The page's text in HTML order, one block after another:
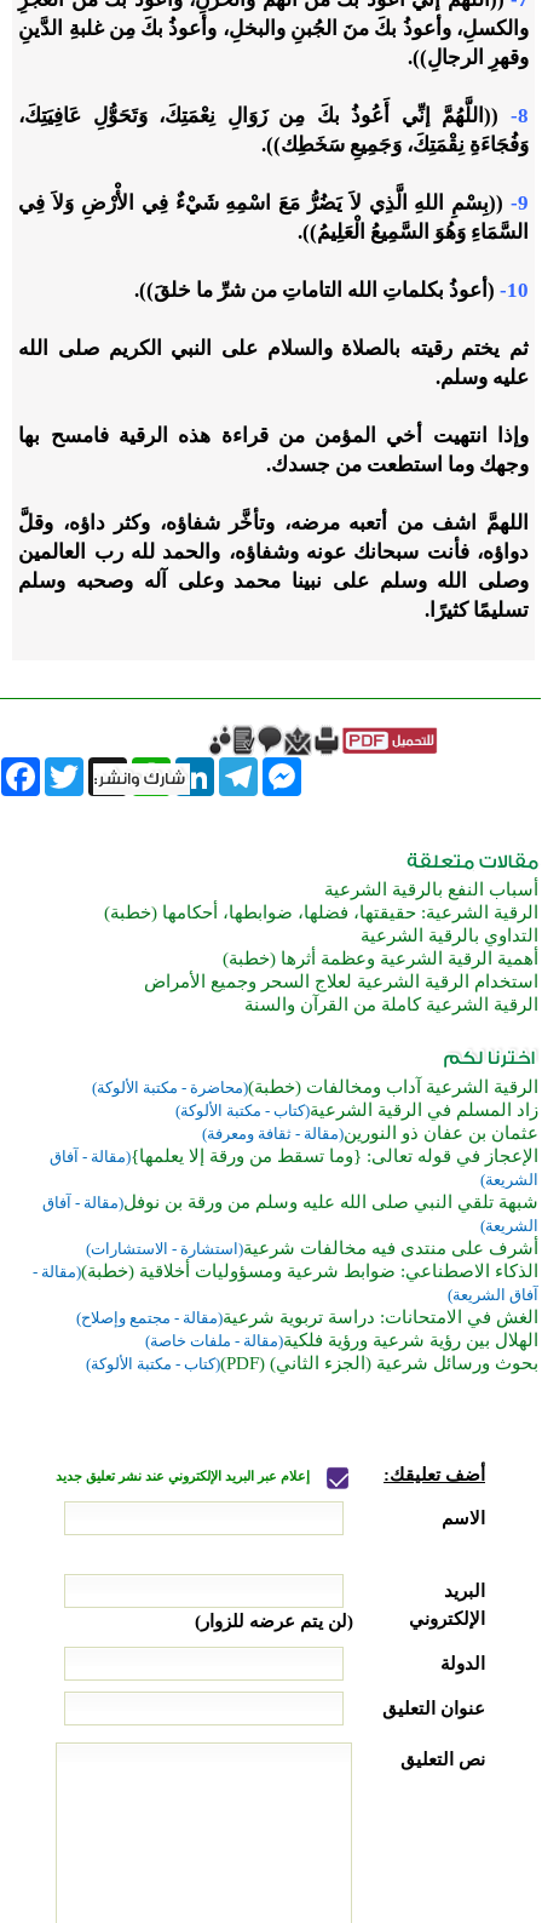
والكسلِ، وأعوذُ بكَ منَ الجُبنِ والبخلِ، وأعوذُ بكَ مِن غلبةِ الدَّينِ
وقهرِ الرجالِ)).
8-
((اللَّهُمَّ إنِّي أَعُوذُ بكَ مِن زَوَالِ نِعْمَتِكَ، وَتَحَوُّلِ عَافِيَتِكَ،
وَفُجَاءَةِ نِقْمَتِكَ، وَجَمِيعِ سَخَطِك)).
9-
((بِسْمِ اللهِ الَّذِي لاَ يَضُرُّ مَعَ اسْمِهِ شَيْءٌ فِي الأْرْضِ وَلاَ فِي
السَّمَاءِ وَهُوَ السَّمِيعُ الْعَلِيمُ)).
10- (أعوذُ بكلماتِ الله التاماتِ من شرِّ ما خلقَ))
.
ثم يختم رقيته بالصلاة والسلام على النبي الكريم صلى الله
عليه وسلم.
وإذا انتهيت أخي المؤمن من قراءة هذه الرقية فامسح بها
وجهك وما استطعت من جسدك.
اللهمَّ اشف من أتعبه مرضه، وتأخَّر شفاؤه، وكثر داؤه، وقلَّ
دواؤه، فأنت سبحانك عونه وشفاؤه، والحمد لله رب العالمين
وصلى الله وسلم على نبينا محمد وعلى آله وصحبه وسلم
تسليمًا كثيرًا.
Twitter X
WhatsAppLinkedInTelegram
Messenger
أسباب النفع بالرقية الشرعية
الرقية الشرعية: حقيقتها، فضلها، ضوابطها، أحكامها (خطبة)
التداوي بالرقية الشرعية
أهمية الرقية الشرعية وعظمة أثرها (خطبة)
استخدام الرقية الشرعية لعلاج السحر وجميع الأمراض
الرقية الشرعية كاملة من القرآن والسنة
الرقية الشرعية آداب ومخالفات (خطبة)(محاضرة - مكتبة الألوكة)
زاد المسلم في الرقية الشرعية(كتاب - مكتبة الألوكة)
عثمان بن عفان ذو النورين(مقالة - ثقافة ومعرفة)
الإعجاز في قوله تعالى: {وما تسقط من ورقة إلا يعلمها}(مقالة - آفاق
الشريعة)
شبهة تلقي النبي صلى الله عليه وسلم من ورقة بن نوفل(مقالة - آفاق
الشريعة)
أشرف على منتدى فيه مخالفات شرعية(استشارة - الاستشارات)
الذكاء الاصطناعي: ضوابط شرعية ومسؤوليات أخلاقية (خطبة)(مقالة -
آفاق الشريعة)
الغش في الامتحانات: دراسة تربوية شرعية(مقالة - مجتمع وإصلاح)
الهلال بين رؤية شرعية ورؤية فلكية(مقالة - ملفات خاصة)
بحوث ورسائل شرعية (الجزء الثاني) (PDF) (كتاب - مكتبة الألوكة)
أضف تعليقك: إعلام عبر البريد الإلكتروني عند نشر تعليق جديد
الاسم
البريد
الإلكتروني
(لن يتم عرضه للزوار)
الدولة
عنوان التعليق
نص التعليق